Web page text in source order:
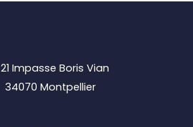
21 Impasse Boris Vian
34070 Montpellier